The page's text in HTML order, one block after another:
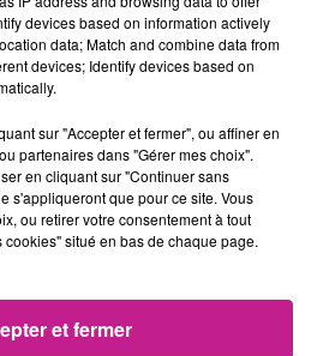
et complémentaires
des locaux et du matériel )
adaptés avec 2 autres
: 1 week end sur de travail
en journée complète.
avec journée complète et 1
detail/161QZDD
devices based on information actively
data; Match and combine data from
devices; Identify devices based on
sur "Accepter et fermer", ou affiner en
partenaires dans "Gérer mes choix".
en cliquant sur "Continuer sans
s'appliqueront que pour ce site. Vous
ou retirer votre consentement à tout
situé en bas de chaque page.
et fermer